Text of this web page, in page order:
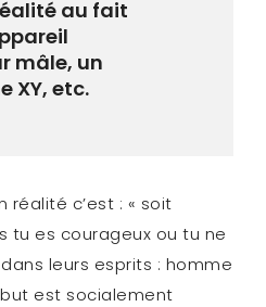
au fait
mâle, un
XY, etc.
réalité c’est : « soit
tu es courageux ou tu ne
leurs esprits : homme
est socialement